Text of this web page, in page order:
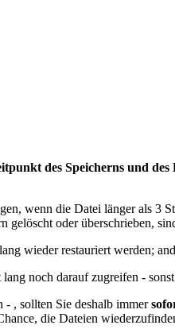
des Speicherns und des
wenn die Datei länger als 3
gelöscht oder überschrieben,
wieder restauriert werden;
noch darauf zugreifen -
- , sollten Sie deshalb immer
die Dateien